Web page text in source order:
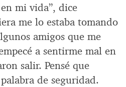
mi vida”, dice
me lo estaba tomando
amigos que me
a sentirme mal en
salir. Pensé que
de seguridad.